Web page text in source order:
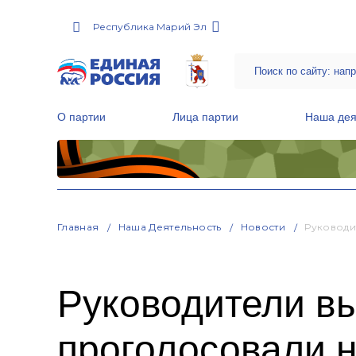
Республика Марий Эл
О партии Лица партии Наша
Главная Наша Деятельность Новости
Руководители